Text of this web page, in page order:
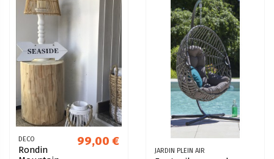
DECO
Rondin
99,00 €
JARDIN PLEIN AIR